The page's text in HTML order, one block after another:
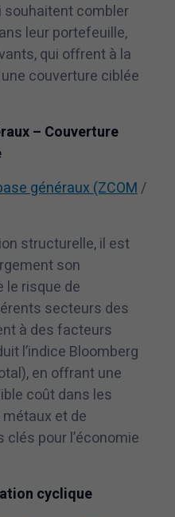
souhaitent combler
leur portefeuille,
qui offrent à la
couverture ciblée
– Couverture
généraux (ZCOM/
structurelle, il est
son
le risque de
secteurs des
à des facteurs
l’indice Bloomberg
en offrant une
coût dans les
et de
clés pour l’économie
cyclique